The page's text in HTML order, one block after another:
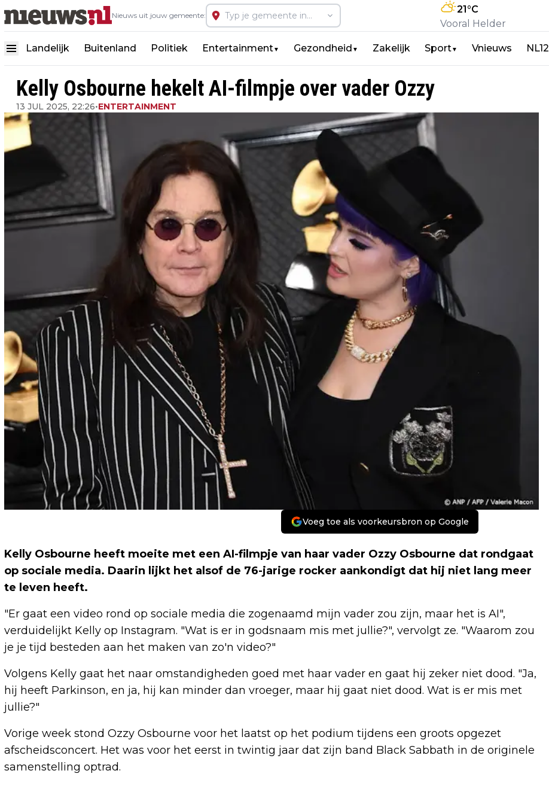
Nieuws uit jouw gemeente:
21°C
Vooral Helder
Landelijk Buitenland Politiek Entertainment▼ Gezondheid ▼ Zakelijk Sport▼ Vnieuws NL12
Kelly Osbourne hekelt AI-filmpje over vader Ozzy
13 JUL 2025, 22:26•ENTERTAINMENT
Voeg toe als voorkeursbron op Google
Kelly Osbourne heeft moeite met een AI-filmpje van haar vader Ozzy Osbourne dat rondgaat
op sociale media. Daarin lijkt het alsof de 76-jarige rocker aankondigt dat hij niet lang meer
te leven heeft.
"Er gaat een video rond op sociale media die zogenaamd mijn vader zou zijn, maar het is AI",
verduidelijkt Kelly op Instagram. "Wat is er in godsnaam mis met jullie?", vervolgt ze. "Waarom zou
je je tijd besteden aan het maken van zo'n video?"
Volgens Kelly gaat het naar omstandigheden goed met haar vader en gaat hij zeker niet dood. "Ja,
hij heeft Parkinson, en ja, hij kan minder dan vroeger, maar hij gaat niet dood. Wat is er mis met
jullie?"
Vorige week stond Ozzy Osbourne voor het laatst op het podium tijdens een groots opgezet
afscheidsconcert. Het was voor het eerst in twintig jaar dat zijn band Black Sabbath in de originele
samenstelling optrad.